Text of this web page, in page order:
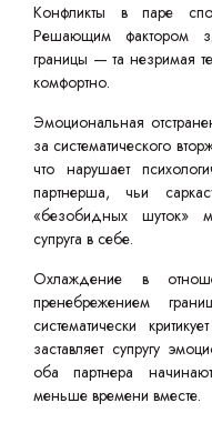
Конфликты в паре
Решающим фактором
границы — та незримая
комфортно.
Эмоциональная
за систематического
что нарушает
партнерша, чьи
«безобидных шуток»
супруга в себе.
Охлаждение в
пренебрежением
систематически
заставляет супругу
оба партнера
меньше времени вместе.